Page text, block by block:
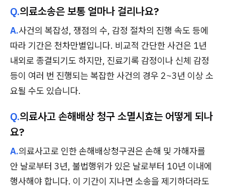
Q.의료소송은 보통 얼마나 걸리나요?
A.사건의 복잡성, 쟁점의 수, 감정 절차의 진행 속도 등에
따라 기간은 천차만별입니다. 비교적 간단한 사건은 1년
내외로 종결되기도 하지만, 진료기록 감정이나 신체 감정
등이 여러 번 진행되는 복잡한 사건의 경우 2~3년 이상 소
요될 수도 있습니다.
Q.의료사고 손해배상 청구 소멸시효는 어떻게 되나
요?
A.의료사고로 인한 손해배상청구권은 손해 및 가해자를
안 날로부터 3년, 불법행위가 있은 날로부터 10년 이내에
행사해야 합니다. 이 기간이 지나면 소송을 제기하더라도